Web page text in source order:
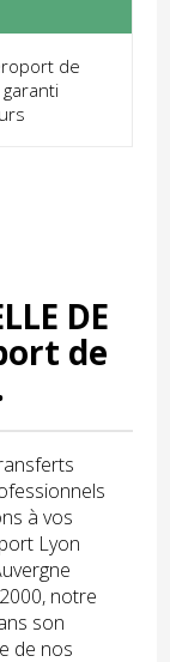
de
DE
de
à vos
Lyon
notre
son
de nos